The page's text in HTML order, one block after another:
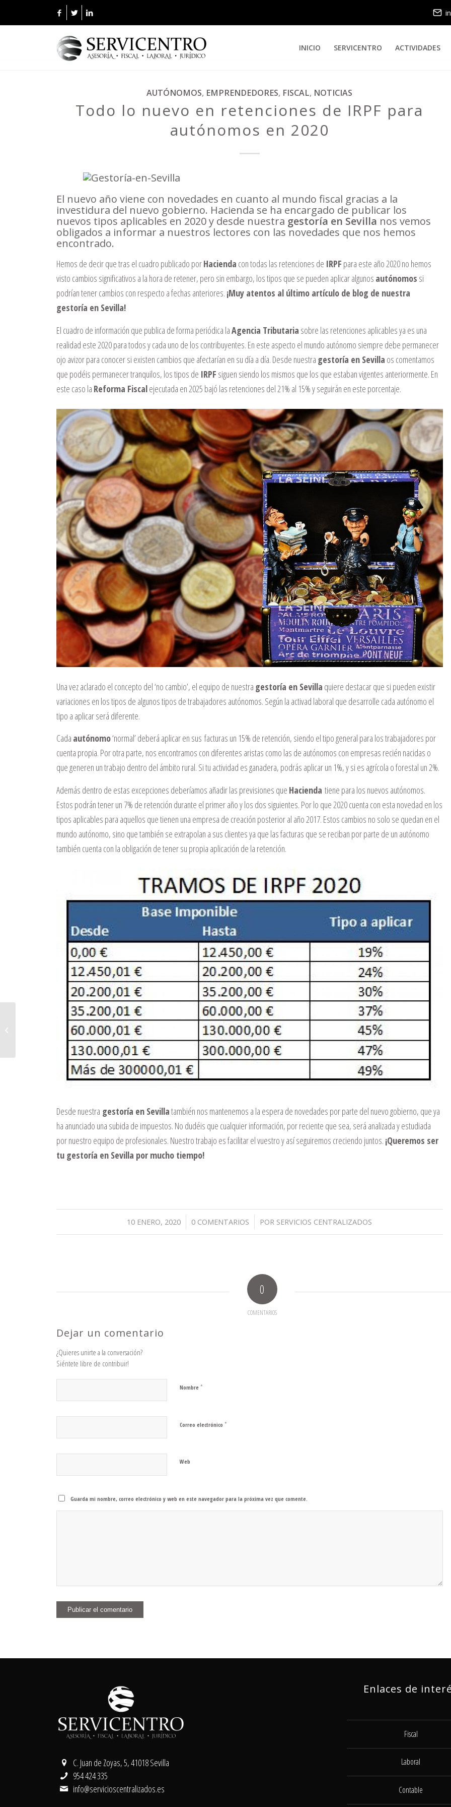
INICIO SERVICENTRO ACTIVIDADES
AUTÓNOMOS, EMPRENDEDORES, FISCAL, NOTICIAS
Todo lo nuevo en retenciones de IRPF para
autónomos en 2020
El nuevo año viene con novedades en cuanto al mundo fiscal gracias a la
investidura del nuevo gobierno. Hacienda se ha encargado de publicar los
nuevos tipos aplicables en 2020 y desde nuestra gestoría en Sevilla nos vemos
obligados a informar a nuestros lectores con las novedades que nos hemos
encontrado.
Hemos de decir que tras el cuadro publicado porHacienda con todas las retenciones de IRPF para este año 2020 no hemos
visto cambios significativos a la hora de retener, pero sin embargo, los tipos que se pueden aplicar algunos autónomos si
podrían tener cambios con respecto a fechas anteriores. ¡Muy atentos al último artículo de blog de nuestra
gestoría en Sevilla!
El cuadro de información que publica de forma periódica laAgencia Tributaria sobre las retenciones aplicables ya es una
realidad este 2020 para todos y cada uno de los contribuyentes. En este aspecto el mundo autónomo siempre debe permanecer
ojo avizor para conocer si existen cambios que afectarían en su día a día. Desde nuestra gestoría en Sevilla os comentamos
que podéis permanecer tranquilos, los tipos de IRPF siguen siendo los mismos que los que estaban vigentes anteriormente. En
este caso la Reforma Fiscalejecutada en 2025 bajó las retenciones del 21% al 15% y seguirán en este porcentaje.
Una vez aclarado el concepto del ‘no cambio’, el equipo de nuestra gestoría en Sevilla quiere destacar que si pueden existir
variaciones en los tipos de algunos tipos de trabajadores autónomos. Según la activad laboral que desarrolle cada autónomo el
tipo a aplicar será diferente.
Cada autónomo‘normal’ deberá aplicar en sus facturas un 15% de retención, siendo el tipo general para los trabajadores por
cuenta propia. Por otra parte, nos encontramos con diferentes aristas como las de autónomos con empresas recién nacidas o
que generen un trabajo dentro del ámbito rural. Si tu actividad es ganadera, podrás aplicar un 1%, y si es agrícola o forestal un 2%.
Además dentro de estas excepciones deberíamos añadir las previsiones que Hacienda tiene para los nuevos autónomos.
Estos podrán tener un 7% de retención durante el primer año y los dos siguientes. Por lo que 2020 cuenta con esta novedad en los
tipos aplicables para aquellos que tienen una empresa de creación posterior al año 2017. Estos cambios no solo se quedan en el
mundo autónomo, sino que también se extrapolan a sus clientes ya que las facturas que se reciban por parte de un autónomo
también cuenta con la obligación de tener su propia aplicación de la retención.
Desde nuestra gestoría en Sevillatambién nos mantenemos a la espera de novedades por parte del nuevo gobierno, que ya
ha anunciado una subida de impuestos. No dudéis que cualquier información, por reciente que sea, será analizada y estudiada
por nuestro equipo de profesionales. Nuestro trabajo es facilitar el vuestro y así seguiremos creciendo juntos. ¡Queremos ser
tu gestoría en Sevilla por mucho tiempo!
10 ENERO, 2020
/ 0 COMENTARIOS
/ POR SERVICIOS CENTRALIZADOS
0
COMENTARIOS
Dejar un comentario
¿Quieres unirte a la conversación?
Siéntete libre de contribuir!
Nombre *
Correo electrónico *
Web
Guarda mi nombre, correo electrónico y web en este navegador para la próxima vez que comente.
C. Juan de Zoyas, 5, 41018 Sevilla
954 424 335
info@servicioscentralizados.es
Enlaces de
Fiscal
Laboral
Contable
¡Autónomos! Llega el nuevo borrador del IVA 2020